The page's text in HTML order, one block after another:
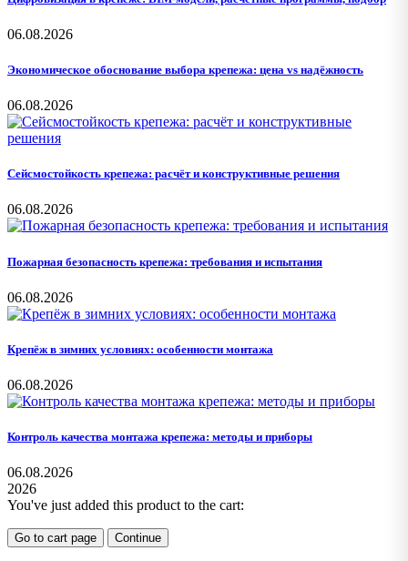
06.08.2026
Экономическое обоснование выбора крепежа: цена vs надёжность
06.08.2026
Сейсмостойкость крепежа: расчёт и конструктивные решения
06.08.2026
Пожарная безопасность крепежа: требования и испытания
06.08.2026
Крепёж в зимних условиях: особенности монтажа
06.08.2026
Контроль качества монтажа крепежа: методы и приборы
06.08.2026
2026
You've just added this product to the cart:
Go to cart page Continue